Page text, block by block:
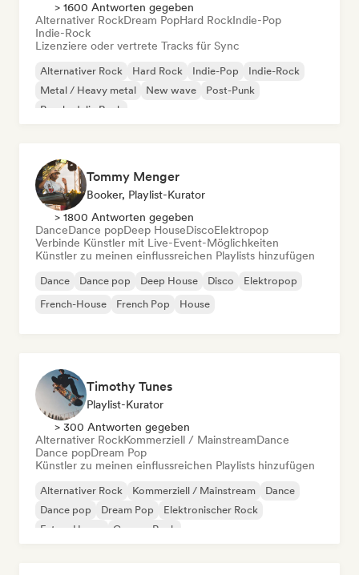
> 1600 Antworten gegeben
Alternativer RockDream PopHard RockIndie-Pop
Indie-Rock
Lizenziere oder vertrete Tracks für Sync
Alternativer Rock Hard Rock Indie-Pop
Indie-Rock
Metal / Heavy metal
New wave
Post-Punk
Psychedelic Rock
Tommy Menger
Booker, Playlist-Kurator
> 1800 Antworten gegeben
DanceDance popDeep HouseDiscoElektropop
Verbinde Künstler mit Live-Event-Möglichkeiten
Künstler zu meinen einflussreichen Playlists hinzufügen
Dance Dance pop Deep House Disco
Elektropop
French-House
French Pop House
Timothy Tunes
Playlist-Kurator
> 300 Antworten gegeben
Alternativer RockKommerziell / MainstreamDance
Dance popDream Pop
Künstler zu meinen einflussreichen Playlists hinzufügen
Alternativer Rock Kommerziell / Mainstream
Dance
Dance pop
Dream Pop
Elektronischer Rock
Future House
Garage-Rock